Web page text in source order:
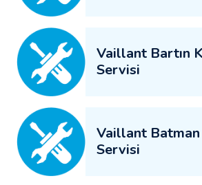
Vaillant Bartın
Servisi
Vaillant
Servisi